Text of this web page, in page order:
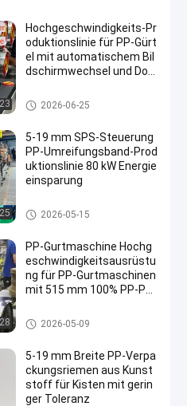
Hochgeschwindigkeits-Pr
oduktionslinie für PP-Gürt
el mit automatischem Bil
dschirmwechsel und Dop
Maschine zur Herstellung von
PP-Bändern
2026-06-25
5-19 mm SPS-Steuerung
PP-Umreifungsband-Prod
uktionslinie 80 kW Energie
einsparung
Maschine zur Herstellung von
PP-Bändern
2026-05-15
PP-Gurtmaschine Hochg
eschwindigkeitsausrüstu
ng für PP-Gurtmaschinen
mit 515 mm 100% PP-Pol
Maschine zur Herstellung von
PP-Bändern
2026-05-09
5-19 mm Breite PP-Verpa
ckungsriemen aus Kunst
stoff für Kisten mit gerin
ger Toleranz